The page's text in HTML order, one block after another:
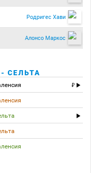
Родригес Хави
Алонсо Маркос
СЕЛЬТА